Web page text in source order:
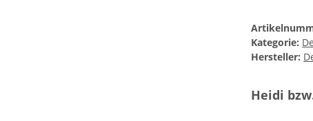
Kategorie:
Hersteller:
Heidi